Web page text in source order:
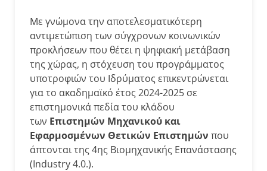
Με γνώμονα την αποτελεσματικότερη
αντιμετώπιση των σύγχρονων κοινωνικών
προκλήσεων που θέτει η ψηφιακή μετάβαση
της χώρας, η στόχευση του προγράμματος
υποτροφιών του Ιδρύματος επικεντρώνεται
για το ακαδημαϊκό έτος 2024-2025 σε
επιστημονικά πεδία του κλάδου
των Επιστημών Μηχανικού και
Εφαρμοσμένων Θετικών Επιστημών που
άπτονται της 4ης Βιομηχανικής Επανάστασης
(Industry 4.0.).